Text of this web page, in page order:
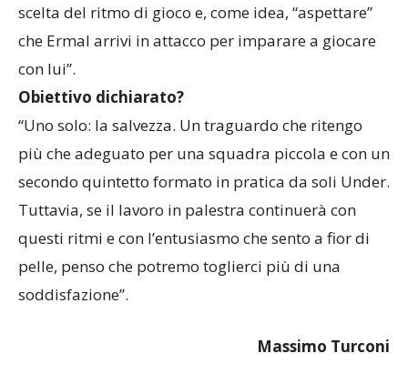
scelta del ritmo di gioco e, come idea, “aspettare”
che Ermal arrivi in attacco per imparare a giocare
con lui”.
Obiettivo dichiarato?
“Uno solo: la salvezza. Un traguardo che ritengo
più che adeguato per una squadra piccola e con un
secondo quintetto formato in pratica da soli Under.
Tuttavia, se il lavoro in palestra continuerà con
questi ritmi e con l’entusiasmo che sento a fior di
pelle, penso che potremo toglierci più di una
soddisfazione”.
Massimo Turconi